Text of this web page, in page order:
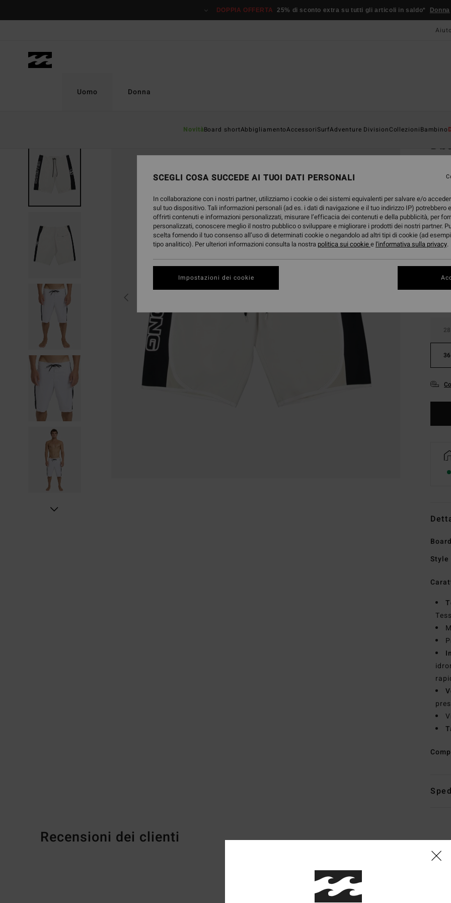
prodotto
DOPPIA OFFERTA 25% di sconto extra su tutti gli articoli in saldo* Donna
Uomo
NovitàBoard shortAbbigliamentoAccessoriSurfAdventure DivisionCollezioniBambino
Donna
Colori
28
36
Style
Recensioni dei clienti
Punteggio medio
SCEGLI COSA SUCCEDE AI TUOI DATI PERSONALI
In collaborazione con i nostri partner, utilizziamo i cookie o dei sistemi equivalenti per salvare e/o
sul tuo dispositivo. Tali informazioni personali (ad es. i dati di navigazione e il tuo indirizzo IP) potrebbero
offrirti contenuti e informazioni personalizzati, misurare l’efficacia dei contenuti e della pubblicità, per
personalizzati, conoscere meglio il nostro pubblico o sviluppare e migliorare i prodotti dei nostri partner.
scelta fornendo il tuo consenso all’uso di determinati cookie o negandolo ad altri tipi di cookie (ad
tipo analitico). Per ulteriori informazioni consulta la nostra politica sui cookiee l'informativa sulla privacy.
Impostazioni dei cookie